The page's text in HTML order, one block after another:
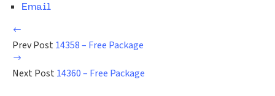
Email
Prev Post 14358 – Free Package
Next Post 14360 – Free Package